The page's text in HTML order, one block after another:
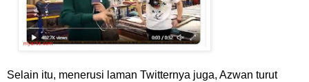
Selain itu, menerusi laman Twitternya juga, Azwan turut